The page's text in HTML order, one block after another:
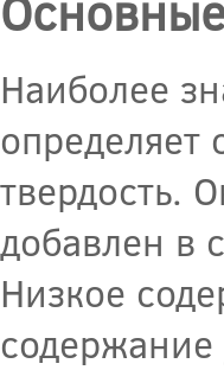
Наиболее
определяет
твердость.
добавлен в
Низкое
содержание